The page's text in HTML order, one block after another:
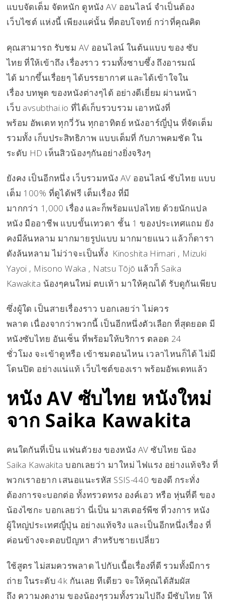
แบบจัดเต็ม จัดหนัก ดูหนัง AV ออนไลน์ จำเป็นต้อง
เว็บไซต์ แห่งนี้ เพียงแค่นั้น ที่ตอบโจทย์ กว่าที่คุณคิด
คุณสามารถ รับชม AV ออนไลน์ ในต้นแบบ ของ ซับ
ไทย ที่ให้เข้าถึง เรื่องราว รวมทั้งซาบซึ้ง ถึงอารมณ์
ได้ มากขึ้นเรื่อยๆ ได้บรรยากาศ และได้เข้าใจใน
เรื่อง บทพูด ของหนังต่างๆได้ อย่างดีเยี่ยม ผ่านหน้า
เว็บ avsubthai.io ที่ได้เก็บรวบรวม เอาหนังที่
พร้อม อัพเดท ทุกวี่วัน ทุกอาทิตย์ หนังอาร์ญี่ปุ่น ที่จัดเต็ม
รวมทั้ง เก็บประสิทธิภาพ แบบเต็มที่ กับภาพคมชัด ใน
ระดับ HD เห็นสิวน้องๆกันอย่างยิ่งจริงๆ
ยังคง เป็นอีกหนึ่ง เว็บรวมหนัง AV ออนไลน์ ซับไทย แบบ
เต็ม 100% ที่ดูได้ฟรี เต็มเรื่อง ที่มี
มากกว่า 1,000 เรื่อง และก็พร้อมแปลไทย ด้วยนักแปล
หนัง มืออาชีพ แบบขั้นเทวดา ชั้น 1 ของประเทศแถม ยัง
คงมีล้นหลาม มากมายรูปแบบ มากมายแนว แล้วก็ดารา
ดังล้นหลาม ไม่ว่าจะเป็นทั้ง Kinoshita Himari , Mizuki
Yayoi , Misono Waka , Natsu Tōjō แล้วก็ Saika
Kawakita น้องๆคนใหม่ ตบเท้า มาให้คุณได้ รับดูกันเพียบ
ซึ่งผู้ใด เป็นสายเรื่องราว บอกเลยว่า ไม่ควร
พลาด เนื่องจากว่าพวกนี้ เป็นอีกหนึ่งตัวเลือก ที่สุดยอด มี
หนังซับไทย อันเซ็น ที่พร้อมให้บริการ ตลอด 24
ชั่วโมง จะเข้าดูหรือ เข้าชมตอนไหน เวลาไหนก็ได้ ไม่มี
โดนปิด อย่างแน่แท้ เว็บไซต์ของเรา พร้อมอัพเดทแล้ว
หนัง AV ซับไทย หนังใหม่
จาก Saika Kawakita
คนใดกันที่เป็น แฟนตัวยง ของหนัง AV ซับไทย น้อง
Saika Kawakita บอกเลยว่า มาใหม่ ไฟแรง อย่างแท้จริง ที่
พวกเราอยาก เสนอแนะรหัส SSIS-440 ของดี กระทั่ง
ต้องการจะบอกต่อ ทั้งทรวดทรง องค์เอว หรือ หุ่นที่ดี ของ
น้องไซกะ บอกเลยว่า นี่เป็น มาสเตอร์พีซ ที่วงการ หนัง
ผู้ใหญ่ประเทศญี่ปุ่น อย่างแท้จริง และเป็นอีกหนึ่งเรื่อง ที่
ค่อนข้างจะตอบปัญหา สำหรับชายเปลี่ยว
ใช้สูตร ไม่สมควรพลาด ไปกับเนื้อเรื่องที่ดี รวมทั้งมีการ
ถ่าย ในระดับ 4k กันเลย ทีเดียว จะให้คุณได้สัมผัส
ถึง ความงดงาม ของน้องๆรวมทั้งรวมไปถึง มีซับไทย ให้